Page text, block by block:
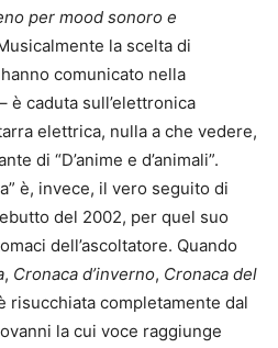
per mood sonoro e
la scelta di
comunicato nella
è caduta sull’elettronica
elettrica, nulla a che vedere,
di “D’anime e d’animali”.
è, invece, il vero seguito di
del 2002, per quel suo
dell’ascoltatore. Quando
, Cronaca d’inverno, Cronaca del
risucchiata completamente dal
la cui voce raggiunge